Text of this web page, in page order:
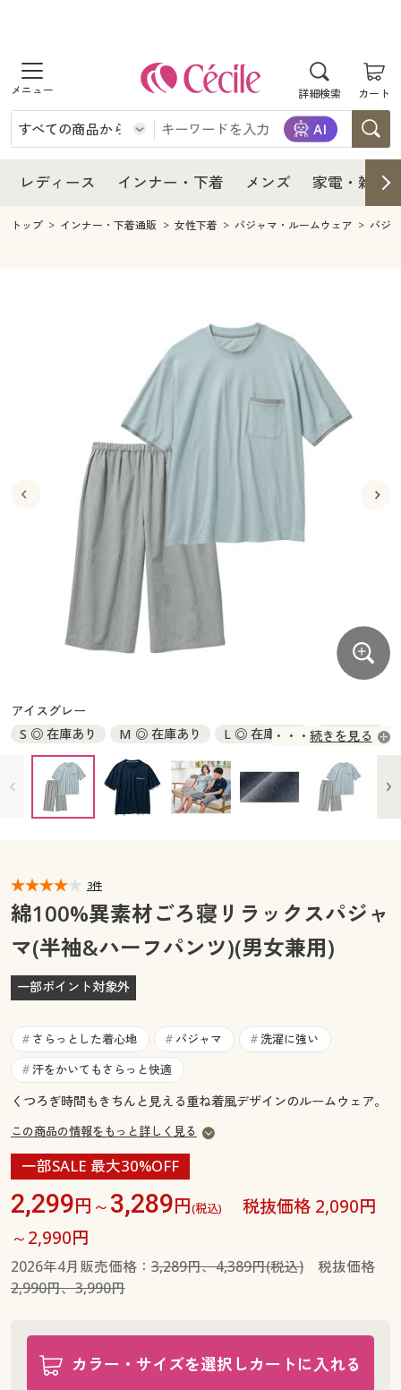
詳細検索 カート
商品を探す
レディース
レディースファッション
インナー・下着
インナー・下着通販すべて
ジュニア・ティーンズ下着
メンズ
キッチン・雑貨・日用品
寝具・インテリア・家具通販すべて
寝具・ベッド
カーテン・ラグ・ファブリック
美容・健康通販すべて
美容・健康・サプリメント
制服・スクール
制服・スクールすべて
制服・学生服
ジュニア・ティーンズ下着
大きいサイズ
大きいサイズ通販すべて
大きいサイズ レディース服
大きいサイズ レディース下着
大きいサイズ 事務・制服
バーゲン
バーゲンセール
シークレットセール
詳細検索
商品カテゴリ一覧
カタログ・チラシからのご注文
デジタルカタログ
カタログ無料プレゼント
マイページ
閲覧履歴
お気に入り
サポート
ご利用ガイド
よくある質問とお問い合わせ
レディース インナー・下着 メンズ 家電・雑貨
レディース
レディース通販すべて
レディースファッション
インナー・下着
インナー・下着通販すべて
メンズ
キッチン・雑貨・日用品
カーテン・ラグ・ファブリック
美容・健康・サプリメント
制服・スクールすべて
制服・学生服
ジュニア・ティーンズ下着
大きいサイズ通販すべて
大きいサイズ レディース服
大きいサイズ レディース下着
大きいサイズ メンズ
バーゲンセール
シークレットセール
商品カテゴリ一覧
カタログ
カタログ・チラシからのご注文
カタログ無料プレゼント
会員メニュー
閲覧履歴
お気に入り
サポート
よくある質問とお問い合わせ
トップ インナー・下着通販 女性下着 パジャマ・ルームウェア パジ
アイスグレー
S ◎ 在庫あり
M ◎ 在庫あり L ◎ 在庫あり
LL × 完売
3L ◎ 在庫あり
続きを見る
3件
綿100%異素材ごろ寝リラックスパジャ
マ(半袖&ハーフパンツ)(男女兼用)
一部ポイント対象外
# さらっとした着心地 # パジャマ # 洗濯に強い
# 汗をかいてもさらっと快適
くつろぎ時間もきちんと見える重ね着風デザインのルームウェア。
この商品の情報をもっと詳しく見る
一部SALE 最大30%OFF
2,299円～3,289円(税込)
税抜価格 2,090円
～2,990円
2026年4月販売価格： 3,289円、4,389円(税込)税抜価格
2,990円、3,990円
カラー・サイズを選択しカートに入れる